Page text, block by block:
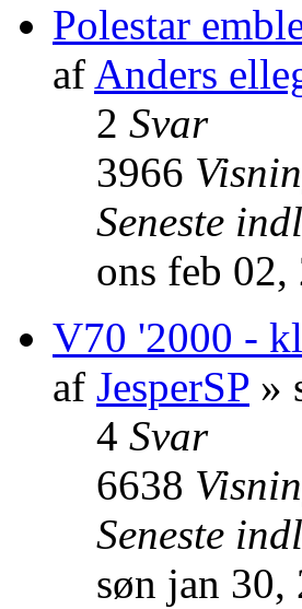
Polestar
af Anders
2 Svar
3966
Seneste
ons feb
V70 '2000 -
af JesperSP »
4 Svar
6638
Seneste
søn jan 30,